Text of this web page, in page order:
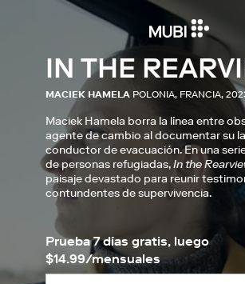
IN THE
MACIEK HAMELA POLONIA, FRANCIA,
Maciek Hamela borra la línea entre
agente de cambio al documentar su
conductor de evacuación. En una
de personas refugiadas,In the
paisaje devastado para reunir
contundentes de supervivencia.
Prueba 7 días gratis, luego
$14.99/mensuales